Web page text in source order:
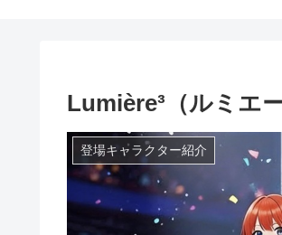
Lumière³（ルミエ
登場キャラクター紹介